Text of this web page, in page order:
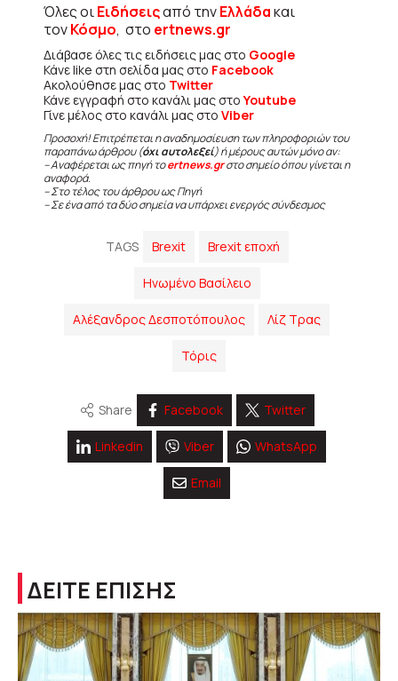
Όλες οιΕιδήσειςαπό τηνΕλλάδακαι
τονΚόσμο, στο ertnews.gr
Διάβασε όλες τις ειδήσεις μας στο Google
Κάνε like στη σελίδα μας στο Facebook
Ακολούθησε μας στο Twitter
Κάνε εγγραφή στο κανάλι μας στοYoutube
Γίνε μέλος στο κανάλι μας στο Viber
Προσοχή! Επιτρέπεται η αναδημοσίευση των πληροφοριών του
παραπάνω άρθρου (όχι αυτολεξεί) ή μέρους αυτών μόνο αν:
– Αναφέρεται ως πηγή τοertnews.grστο σημείο όπου γίνεται η
αναφορά.
– Στο τέλος του άρθρου ως Πηγή
– Σε ένα από τα δύο σημεία να υπάρχει ενεργός σύνδεσμος
TAGS Brexit Brexit εποχή
Hνωμένο Βασίλειο
Αλέξανδρος Δεσποτόπουλος Λίζ Τρας
Τόρις
Share Facebook Twitter
Linkedin Viber WhatsApp
Email
ΔΕΙΤΕ ΕΠΙΣΗΣ